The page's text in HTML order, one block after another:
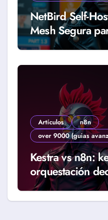
NetBird Self-
Mesh Segura
2026)
Artículos
n8n
over 9000 (guias
Kestra vs n8n:
orquestación
workflows